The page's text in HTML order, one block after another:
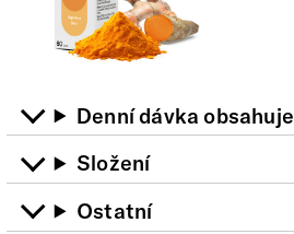
Denní dávka obsahuje
Složení
Ostatní